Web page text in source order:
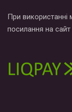
При використанні
посилання на